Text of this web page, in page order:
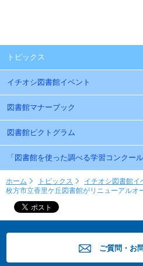
トピックス
イチオシ図書館イベント
図書館マナーブック
図書館ピクトグラム
「図書館を使った調べる学習コンクー
ホーム トピックス イチオシ図書館イ
枚方市立香里ケ丘図書館がリニューアルオ
ご質問・お